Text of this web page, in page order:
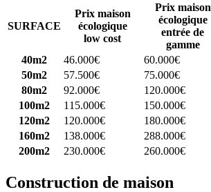
SURFACE
Prix maison
écologique
low cost
Prix maison
écologique
entrée de
gamme
40m2
46.000€ 60.000€
50m2
57.500€ 75.000€
80m2
92.000€ 120.000€
100m2
115.000€ 150.000€
120m2
120.000€ 180.000€
160m2
138.000€ 288.000€
200m2
230.000€ 260.000€
Construction de maison